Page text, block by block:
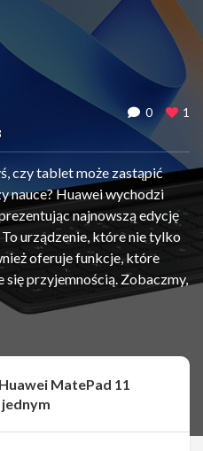
0 1
czy tablet może zastąpić
nauce? Huawei wychodzi
najnowszą edycję
urządzenie, które nie tylko
oferuje funkcje, które
się przyjemnością. Zobaczmy,
MatePad 11
jednym